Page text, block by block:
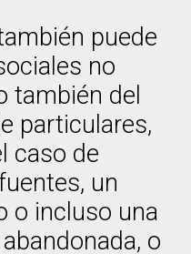
puede
no
también del
particulares,
caso de
un
o incluso una
o